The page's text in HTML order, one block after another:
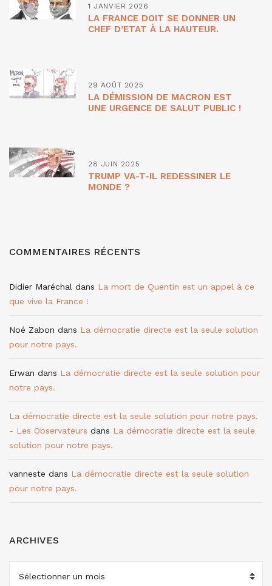
1 JANVIER 2026
LA FRANCE DOIT SE DONNER UN
CHEF D’ETAT À LA HAUTEUR.
29 AOÛT 2025
LA DÉMISSION DE MACRON EST
UNE URGENCE DE SALUT PUBLIC !
28 JUIN 2025
TRUMP VA-T-IL REDESSINER LE
MONDE ?
COMMENTAIRES RÉCENTS
Didier Maréchal dans La mort de Quentin est un appel à ce
que vive la France !
Noé Zabon dans La démocratie directe est la seule solution
pour notre pays.
Erwan dans La démocratie directe est la seule solution pour
notre pays.
La démocratie directe est la seule solution pour notre pays.
- Les Observateurs dans La démocratie directe est la seule
solution pour notre pays.
vanneste dans La démocratie directe est la seule solution
pour notre pays.
ARCHIVES